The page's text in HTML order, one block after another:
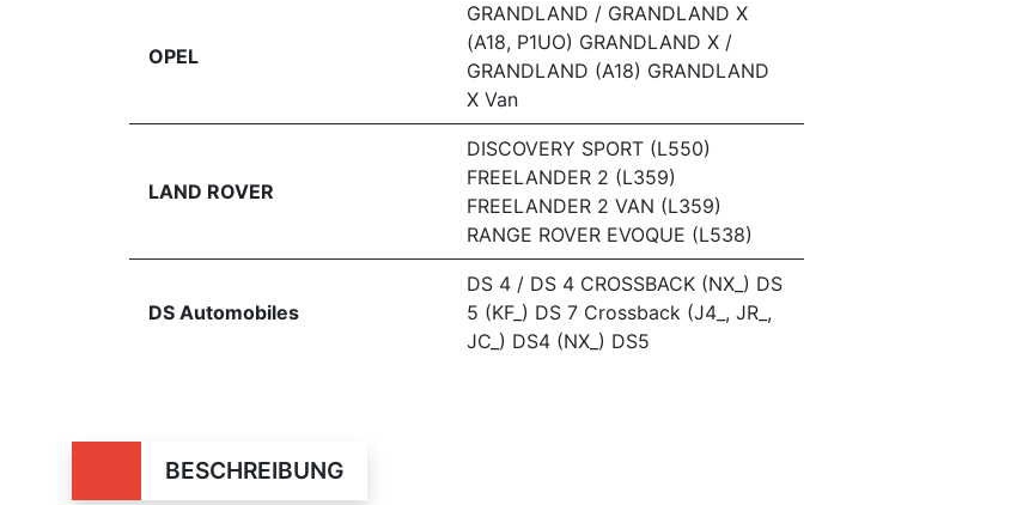
OPEL
GRANDLAND / GRANDLAND X
(A18, P1UO) GRANDLAND X /
GRANDLAND (A18) GRANDLAND
X Van
LAND ROVER
DISCOVERY SPORT (L550)
FREELANDER 2 (L359)
FREELANDER 2 VAN (L359)
RANGE ROVER EVOQUE (L538)
DS Automobiles
DS 4 / DS 4 CROSSBACK (NX_) DS
5 (KF_) DS 7 Crossback (J4_, JR_,
JC_) DS4 (NX_) DS5
BESCHREIBUNG